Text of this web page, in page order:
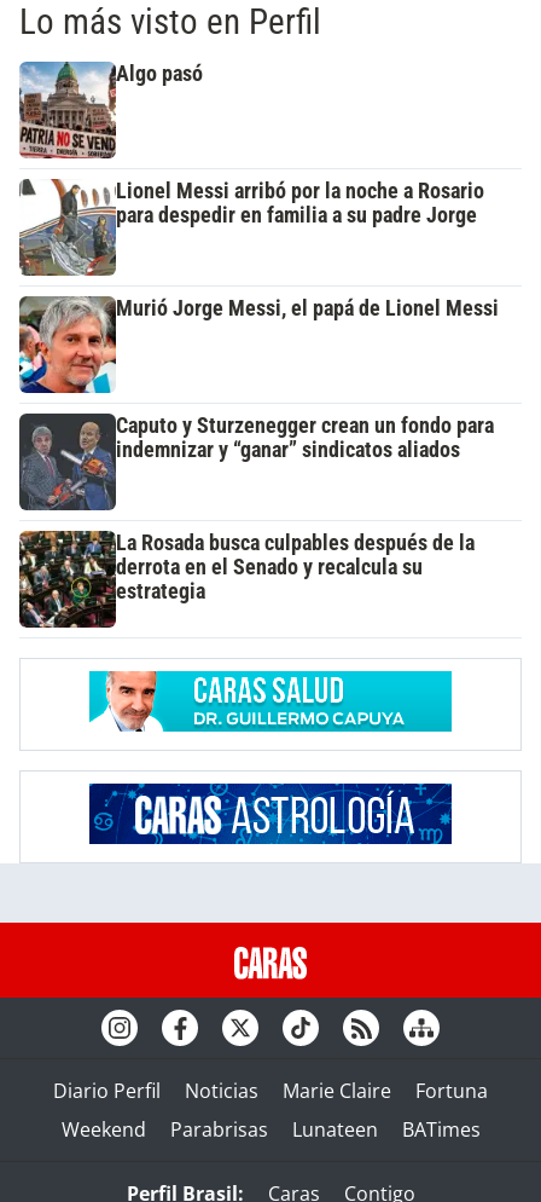
Lo más visto en Perfil
Algo pasó
Lionel Messi arribó por la noche a Rosario
para despedir en familia a su padre Jorge
Murió Jorge Messi, el papá de Lionel Messi
Caputo y Sturzenegger crean un fondo para
indemnizar y “ganar” sindicatos aliados
La Rosada busca culpables después de la
derrota en el Senado y recalcula su
estrategia
Diario Perfil Noticias Marie Claire
Fortuna
Weekend
Parabrisas Lunateen BATimes
Perfil Brasil: Caras Contigo